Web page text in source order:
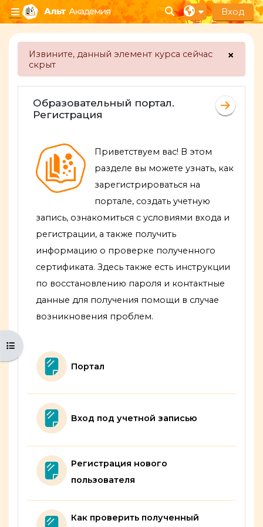
Перейти к основному содержанию
Боковая панель
Изменить данные
Вход
Открыть оглавление курса
Извините, данный элемент курса сейчас
скрыт
×
Образовательный портал.
Регистрация
Приветствуем вас! В этом
разделе вы можете узнать, как
зарегистрироваться на
портале, создать учетную
запись, ознакомиться с условиями входа и
регистрации, а также получить
информацию о проверке полученного
сертификата. Здесь также есть инструкции
по восстановлению пароля и контактные
данные для получения помощи в случае
возникновения проблем.
Портал
Вход под учетной записью
Регистрация нового
пользователя
Как проверить полученный